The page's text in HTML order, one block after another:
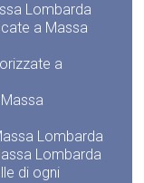
Lombarda
a Massa
a
Lombarda
Lombarda
di ogni